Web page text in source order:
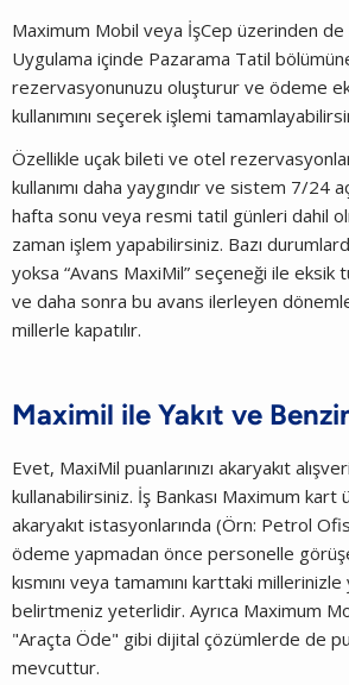
Maximum Mobil veya İşCep üzerinden de
Uygulama içinde Pazarama Tatil
rezervasyonunuzu oluşturur ve ödeme
kullanımını seçerek işlemi
Özellikle uçak bileti ve otel
kullanımı daha yaygındır ve sistem 7/24
hafta sonu veya resmi tatil günleri dahil
zaman işlem yapabilirsiniz. Bazı
yoksa “Avans MaxiMil” seçeneği ile eksik
ve daha sonra bu avans ilerleyen
millerle kapatılır.
Maximil ile Yakıt ve
Evet, MaxiMil puanlarınızı akaryakıt
kullanabilirsiniz. İş Bankası Maximum kart
akaryakıt istasyonlarında (Örn: Petrol
ödeme yapmadan önce personelle
kısmını veya tamamını karttaki millerinizle
belirtmeniz yeterlidir. Ayrıca Maximum
"Araçta Öde" gibi dijital çözümlerde de
mevcuttur.